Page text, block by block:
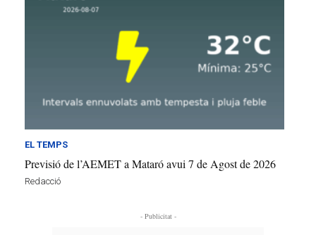
EL TEMPS
Previsió de l’AEMET a Mataró avui 7 de Agost de 2026
Redacció
- Publicitat -